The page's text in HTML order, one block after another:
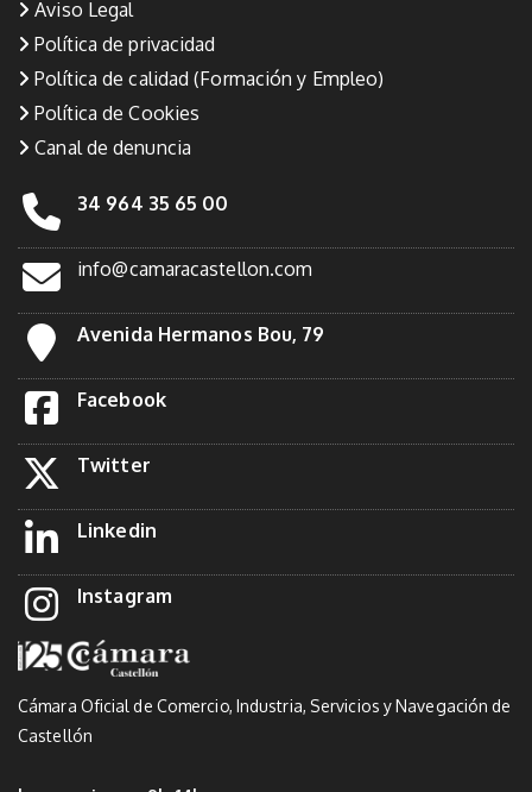
Aviso Legal
Política de privacidad
Política de calidad (Formación y Empleo)
Política de Cookies
Canal de denuncia
34 964 35 65 00
info@camaracastellon.com
Avenida Hermanos Bou, 79
Facebook
Twitter
Linkedin
Instagram
Cámara Oficial de Comercio, Industria, Servicios y Navegación de
Castellón